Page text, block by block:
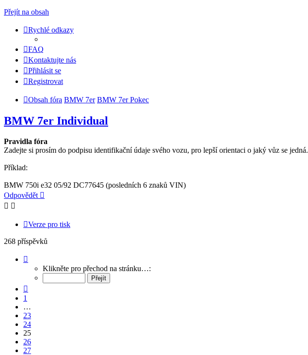
Přejít na obsah
Rychlé odkazy
FAQ
Kontaktujte nás
Přihlásit se
Registrovat
Obsah fóra BMW 7er BMW 7er Pokec
BMW 7er Individual
Pravidla fóra
Zadejte si prosím do podpisu identifikační údaje svého vozu, pro lepší orientaci o jaký vůz se jedná.
Příklad:
BMW 750i e32 05/92 DC77645 (posledních 6 znaků VIN)
Odpovědět
Verze pro tisk
268 příspěvků
25
Klikněte pro přechod na stránku…:
1
…
23
24
25
26
27